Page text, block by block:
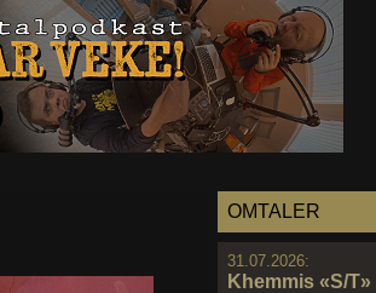
OMTALER
31.07.2026:
Khemmis «S/T»